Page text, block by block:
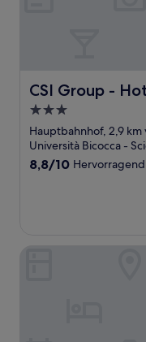
CSI Group -
CSI Group - Hotel
3.0-
Sterne-
Unterkunft
Hauptbahnhof, 2,9
Università Bicocca -
8.8
8,8/10 Hervorragend